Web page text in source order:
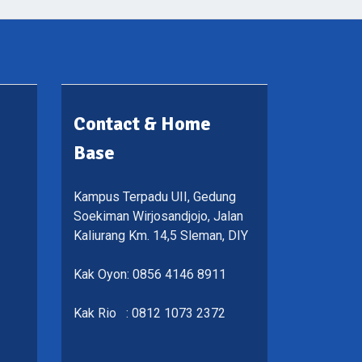
Contact & Home
Base
Kampus Terpadu UII, Gedung
Soekiman Wirjosandjojo, Jalan
Kaliurang Km. 14,5 Sleman, DIY
Kak Oyon: 0856 4146 8911
Kak Rio : 0812 1073 2372